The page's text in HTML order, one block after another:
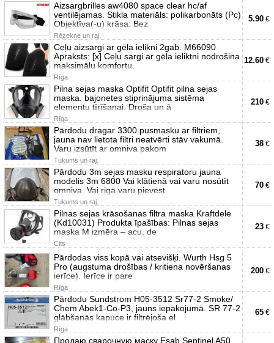
Aizsargbrilles aw4080 space clear hc/af
ventilējamas. Stikla materiāls: polikarbonāts (Pc)
Objektīva(-u) krāsa: Bez
Rēzekne un raj.
5.90 €
Ceļu aizsargi ar gēla ielikni 2gab. M66090
Apraksts: [x] Ceļu sargi ar gēla ieliktni nodrošina
maksimālu komfortu.
Rīga
12.60 €
Pilna sejas maska Optifit Optifit pilna sejas
maska. bajonetes stiprinājuma sistēma
elementu tīrīšanai. Droša un ā
Rīga
210 €
Pārdodu dragar 3300 pusmasku ar filtriem,
jauna nav lietota filtri neatvērti stāv vakumā.
Varu izsūtīt ar omniva pakom
Tukums un raj.
38 €
Pārdodu 3m sejas masku respiratoru jauna
modelis 3m 6800 Vai klātienā vai varu nosūtīt
omniva. Vai rigā varu pievest
Tukums un raj.
70 €
Pilnas sejas krāsošanas filtra maska Kraftdele
(Kd10031) Produkta īpašības: Pilnas sejas
maska M izmēra – acu, de
Cits
23 €
Pārdodas viss kopā vai atsevišķi. Wurth Hsg 5
Pro (augstuma drošības / kritiena novēršanas
ierīce). Ierīce ir pare
Rīga
200 €
Pārdodu Sundstrom H05-3512 Sr77-2 Smoke/
Chem Abek1-Co-P3, jauns iepakojumā. SR 77-2
glābšanās kapuce ir filtrējoša el
Rīga
65 €
Продаю сварочную маску Esab Sentinel A50